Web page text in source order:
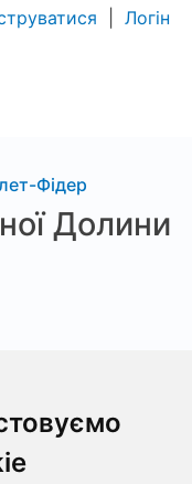
Логін
Фідер
Долини